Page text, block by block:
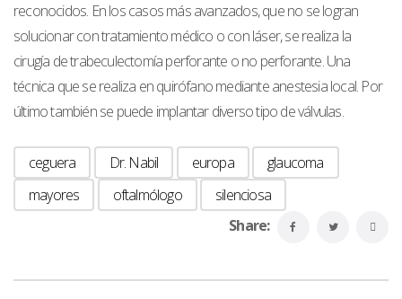
reconocidos. En los casos más avanzados, que no se logran
solucionar con tratamiento médico o con láser, se realiza la
cirugía de trabeculectomía perforante o no perforante. Una
técnica que se realiza en quirófano mediante anestesia local. Por
último también se puede implantar diverso tipo de válvulas.
ceguera Dr. Nabil europa
glaucoma
mayores
oftalmólogo
silenciosa
Share: